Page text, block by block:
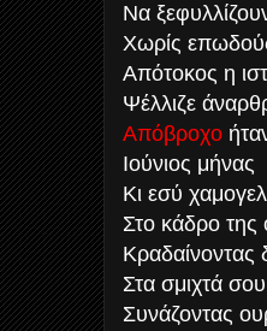
Να
Χωρίς
Απότοκος η
Ψέλλιζε
Απόβροχο
Ιούνιος μήνας
Κι εσύ
Στο κάδρο της
Κραδαίνοντας
Στα σμιχτά
Συνάζοντας